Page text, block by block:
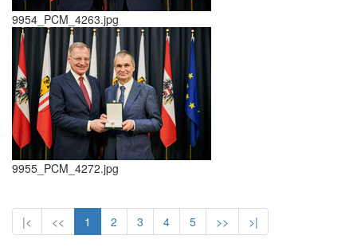
9954_PCM_4263.jpg
9955_PCM_4272.jpg
|< << 1 2 3 4 5 >> >|